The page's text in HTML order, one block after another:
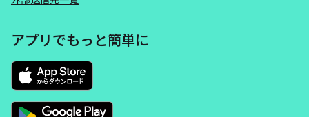
アプリでもっと簡単に